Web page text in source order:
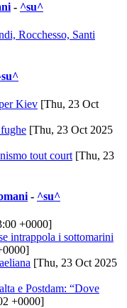
- ^su^
Rocchesso, Santi
Kiev [Thu, 23 Oct
[Thu, 23 Oct 2025
tout court [Thu, 23
- ^su^
+0000]
intrappola i sottomarini
[Thu, 23 Oct 2025
e Postdam: “Dove
+0000]